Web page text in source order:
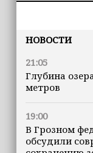
НОВОСТИ
21:05
Глубина
метров
19:00
В Грозном
обсудили